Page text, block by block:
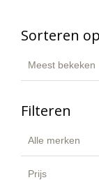
Sorteren op
Meest bekeken
Filteren
Alle merken
Prijs